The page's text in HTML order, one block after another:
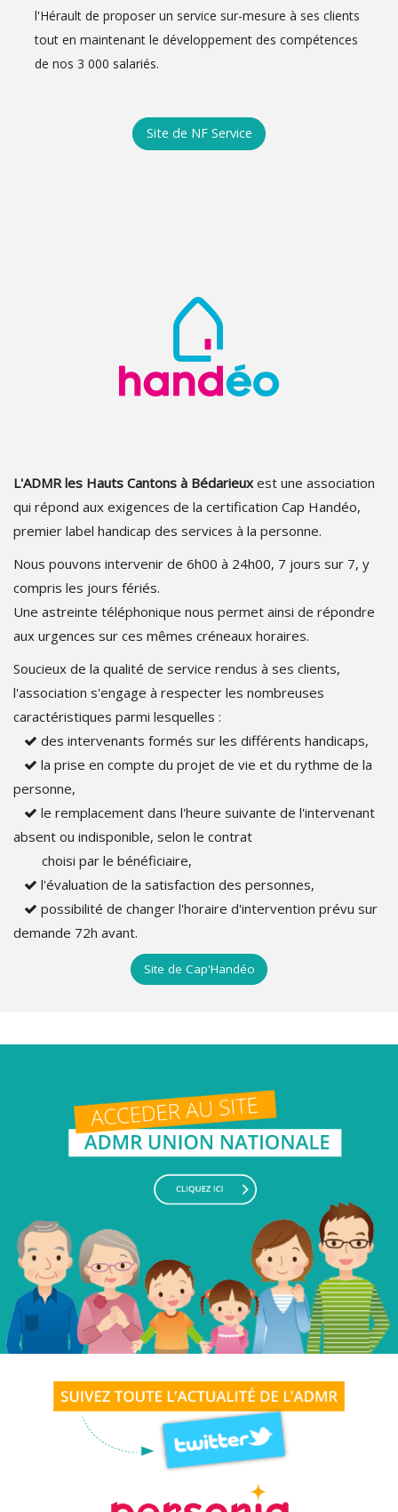
l'Hérault de proposer un service sur-mesure à ses clients
tout en maintenant le développement des compétences
de nos 3 000 salariés.
Site de NF Service
L'ADMR les Hauts Cantons à Bédarieuxest une association
qui répond aux exigences de la certification Cap Handéo,
premier label handicap des services à la personne.
Nous pouvons intervenir de 6h00 à 24h00, 7 jours sur 7, y
compris les jours fériés.
Une astreinte téléphonique nous permet ainsi de répondre
aux urgences sur ces mêmes créneaux horaires.
Soucieux de la qualité de service rendus à ses clients,
l'association s'engage à respecter les nombreuses
caractéristiques parmi lesquelles :
des intervenants formés sur les différents handicaps,
la prise en compte du projet de vie et du rythme de la
personne,
le remplacement dans l'heure suivante de l'intervenant
absent ou indisponible, selon le contrat
choisi par le bénéficiaire,
l'évaluation de la satisfaction des personnes,
possibilité de changer l'horaire d'intervention prévu sur
demande 72h avant.
Site de Cap'Handéo